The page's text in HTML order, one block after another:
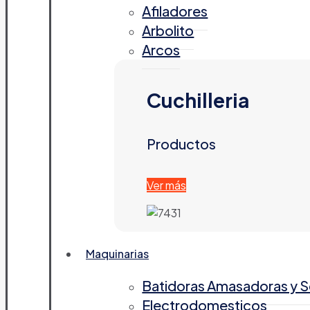
Afiladores
Arbolito
Arcos
Cuchilleria
Productos
Ver más
Maquinarias
Batidoras Amasadoras y
Electrodomesticos